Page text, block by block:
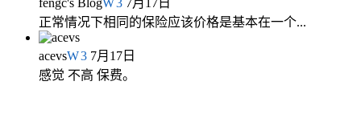
fengc's BlogW3 7月17日
正常情况下相同的保险应该价格是基本在一个...
acevsW3 7月17日
感觉 不高 保费。